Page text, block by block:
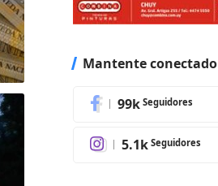
Mantente conectado
99k Seguidores
5.1k Seguidores